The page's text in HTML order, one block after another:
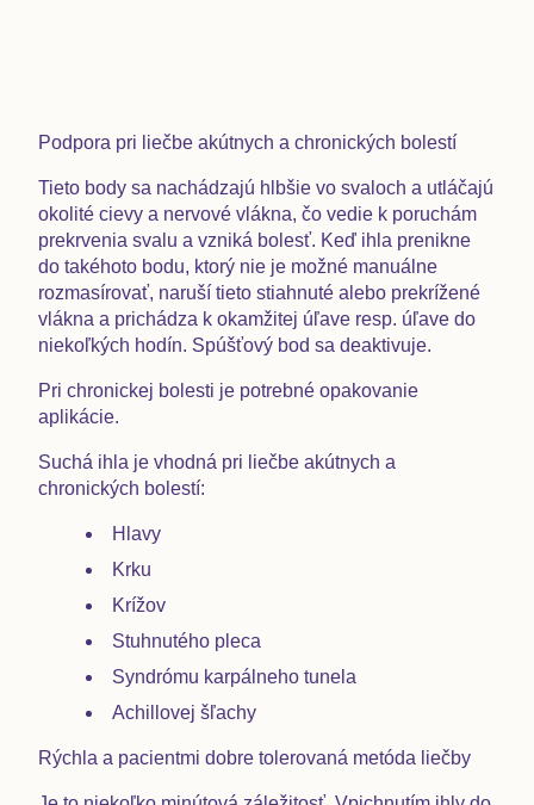
Podpora pri liečbe akútnych a chronických bolestí
Tieto body sa nachádzajú hlbšie vo svaloch a utláčajú
okolité cievy a nervové vlákna, čo vedie k poruchám
prekrvenia svalu a vzniká bolesť. Keď ihla prenikne
do takéhoto bodu, ktorý nie je možné manuálne
rozmasírovať, naruší tieto stiahnuté alebo prekrížené
vlákna a prichádza k okamžitej úľave resp. úľave do
niekoľkých hodín. Spúšťový bod sa deaktivuje.
Pri chronickej bolesti je potrebné opakovanie
aplikácie.
Suchá ihla je vhodná pri liečbe akútnych a
chronických bolestí:
Hlavy
Krku
Krížov
Stuhnutého pleca
Syndrómu karpálneho tunela
Achillovej šľachy
Rýchla a pacientmi dobre tolerovaná metóda liečby